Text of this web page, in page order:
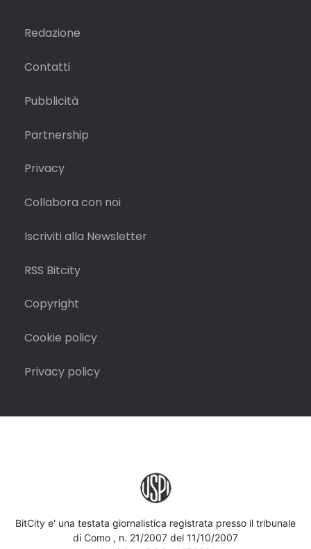
Redazione
Contatti
Pubblicità
Partnership
Privacy
Collabora con noi
Iscriviti alla Newsletter
RSS Bitcity
Copyright
Cookie policy
Privacy policy
BitCity e' una testata giornalistica registrata presso il tribunale
di Como , n. 21/2007 del 11/10/2007